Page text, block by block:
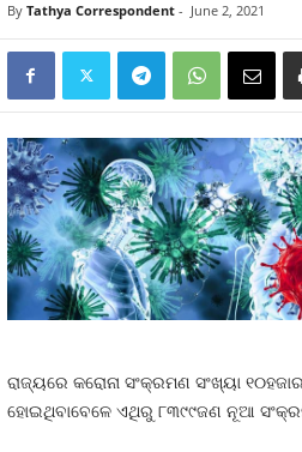
By Tathya Correspondent- June 2, 2021
ରାଜ୍ୟରେ କରୋନା ସଂକ୍ରମଣ ସଂଖ୍ୟା
ହୋଇଥିବାବେଳେ ଏଥିରୁ ୮୩୯୯ଜଣ ନୂଆ